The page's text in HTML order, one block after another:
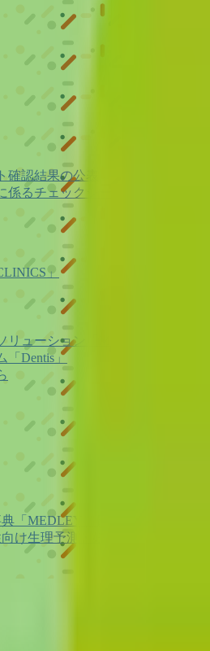
認結果の公表
るチェックシート確認結果の公表
」
ューション
「Dentis」
「MEDLEY」
け生理予測・妊活アプリ